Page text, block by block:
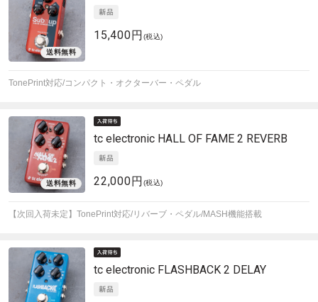
15,400円 (税込)
TonePrint対応/コンパクト・オクターバー・ペダル
tc electronic HALL OF FAME 2 REVERB
22,000円 (税込)
【次回入荷未定】TonePrint対応/リバーブ・ペダル/MASH機能搭載
tc electronic FLASHBACK 2 DELAY